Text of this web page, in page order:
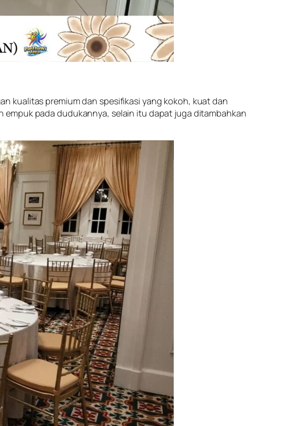
kualitas premium dan spesifikasi yang kokoh, kuat dan
empuk pada dudukannya, selain itu dapat juga ditambahkan